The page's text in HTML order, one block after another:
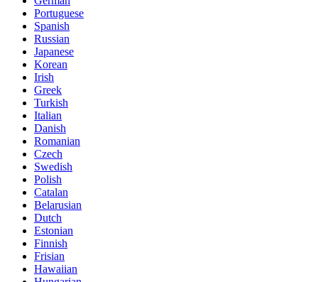
Portuguese
Spanish
Russian
Japanese
Korean
Irish
Greek
Turkish
Italian
Danish
Romanian
Czech
Swedish
Polish
Catalan
Belarusian
Dutch
Estonian
Finnish
Frisian
Hawaiian